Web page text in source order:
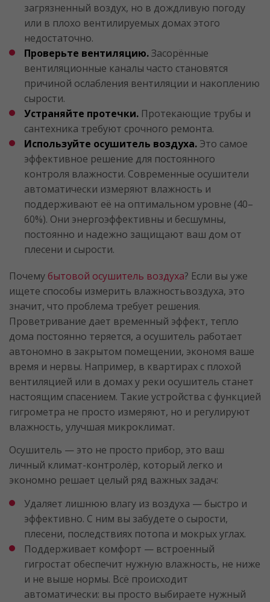
загрязненный воздух, но в дождливую погоду
или в плохо вентилируемых домах этого
недостаточно.
Проверьте вентиляцию.Засорённые
вентиляционные каналы часто становятся
причиной ослабления вентиляции и накоплению
сырости.
Устраняйте протечки. Протекающие трубы и
сантехника требуют срочного ремонта.
Используйте осушитель воздуха. Это самое
эффективное решение для постоянного
контроля влажности. Современные осушители
автоматически измеряют влажность и
поддерживают её на оптимальном уровне (40–
60%). Они энергоэффективны и бесшумны,
постоянно и надежно защищают ваш дом от
плесени и сырости.
Почему бытовой осушитель воздуха? Если вы уже
ищете способы измерить влажностьвоздуха, это
значит, что проблема требует решения.
Проветривание дает временный эффект, тепло
дома постоянно теряется, а осушитель работает
автономно в закрытом помещении, экономя ваше
время и нервы. Например, в квартирах с плохой
вентиляцией или в домах у реки осушитель станет
настоящим спасением. Такие устройства с функцией
гигрометра не просто измеряют, но и регулируют
влажность, улучшая микроклимат.
Осушитель — это не просто прибор, это ваш
личный климат-контролёр, который легко и
экономно решает целый ряд важных задач:
Удаляет лишнюю влагу из воздуха — быстро и
эффективно. С ним вы забудете о сырости,
плесени, последствиях потопа и мокрых углах.
Поддерживает комфорт — встроенный
гигростат обеспечит нужную влажность, не ниже
и не выше нормы. Всё происходит
автоматически: вы просто выбираете нужный